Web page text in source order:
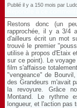
Publié il y a 150 mois par
Restons donc (un
rapprochée, il y a 3/4
d'ailleurs écrit un mot
trouvé le premier
utilise à propos d'Etaix
sur ce point). Le
film s'affaisse
"vengeance" de
des Grandeurs m'avait
la revoyure. Grâce
Montand. Le rythme
longueur, et l'action pas